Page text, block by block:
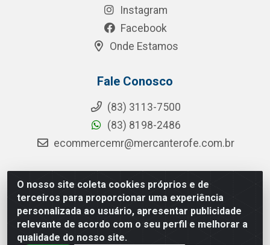
O nosso site coleta cookies próprios e de
terceiros para proporcionar uma experiência
personalizada ao usuário, apresentar publicidade
relevante de acordo com o seu perfil e melhorar a
qualidade do nosso site.
Instagram
Facebook
Onde Estamos
Fale Conosco
(83) 3113-7500
(83) 8198-2486
ecommercemr@mercanterofe.com.br
MR Distribuidora - Rua Hortêncio Ribeiro de Luna, 3777 -
Distrito Industrial, João Pessoa/PB - CEP 58081-400 -
CNPJ 35.428.312/0001-85